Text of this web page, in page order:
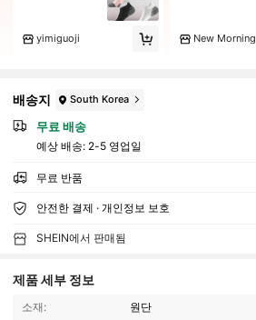
yimiguoji New Morning
배송지 South Korea
무료 배송
예상 배송: 2-5 영업일
무료 반품
안전한 결제 · 개인정보 보호
SHEIN에서 판매됨
제품 세부 정보
소재:
원단